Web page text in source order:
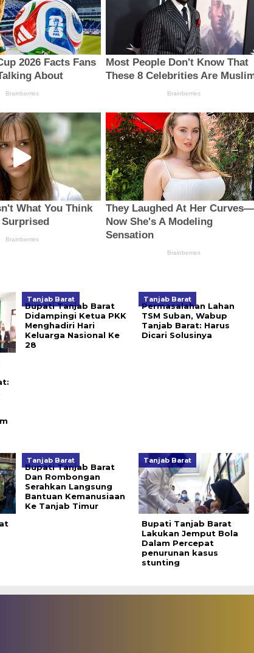
Tanjab Barat
Bupati Tanjab Barat
Didampingi Ketua PKK
Menghadiri Hari
Keluarga Nasional Ke
28
Tanjab Barat
Permasalahan Lahan
TSM Suban, Wabup
Tanjab Barat: Harus
Dicari Solusinya
Tanjab Barat
Bupati Tanjab Barat
Dan Rombongan
Serahkan Langsung
Bantuan Kemanusiaan
Ke Tanjab Timur
Tanjab Barat
Bupati Tanjab Barat
Lakukan Jemput Bola
Dalam Percepat
penurunan kasus
stunting